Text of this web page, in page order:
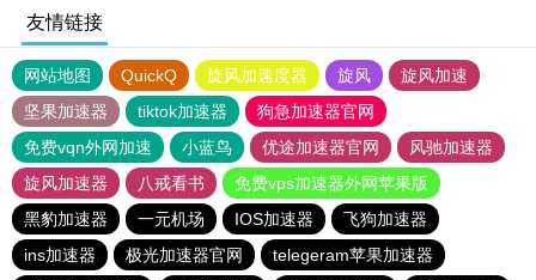
友情链接
网站地图 QuickQ 旋风加速度器 旋风
旋风加速
坚果加速器
tiktok加速器
狗急加速器官网
免费vqn外网加速
小蓝鸟 优途加速器官网
风驰加速器
旋风加速器
八戒看书
免费vps加速器外网苹果版
黑豹加速器
一元机场 IOS加速器
飞狗加速器
ins加速器
极光加速器官网
telegeram苹果加速器